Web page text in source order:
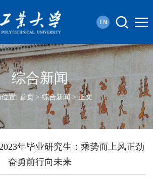
综合新闻
置: 首页 > 综合新闻 > 正文
年毕业研究生：乘势而上风正劲
奋勇前行向未来